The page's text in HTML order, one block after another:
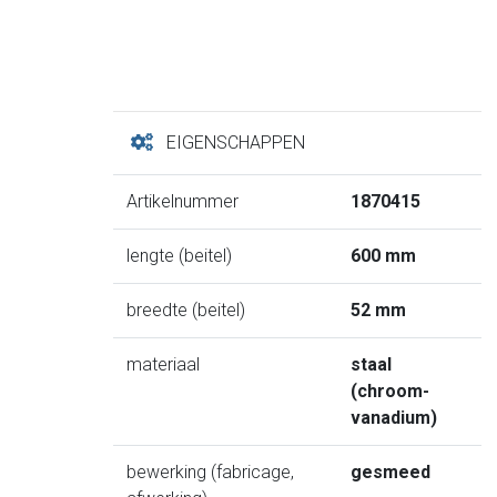
EIGENSCHAPPEN
Artikelnummer 1870415
lengte (beitel) 600 mm
breedte (beitel) 52 mm
materiaal
staal
(chroom-
vanadium)
bewerking (fabricage,
gesmeed